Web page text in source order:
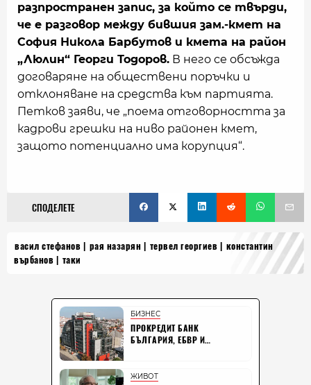
разпространен запис, за който се твърди,
че е разговор между бившия зам.-кмет на
София Никола Барбутов и кмета на район
„Люлин“ Георги Тодоров. В него се обсъжда
договаряне на обществени поръчки и
отклоняване на средства към партията.
Петков заяви, че „поема отговорността за
кадрови грешки на ниво районен кмет,
защото потенциално има корупция“.
СПОДЕЛЕТЕ
васил стефанов рая назарян тервел георгиев
константин
върбанов
таки